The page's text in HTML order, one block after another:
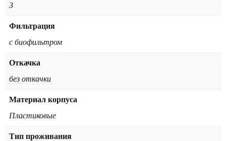
3
Фильтрация
с биофильтром
Откачка
без откачки
Материал корпуса
Пластиковые
Тип проживания